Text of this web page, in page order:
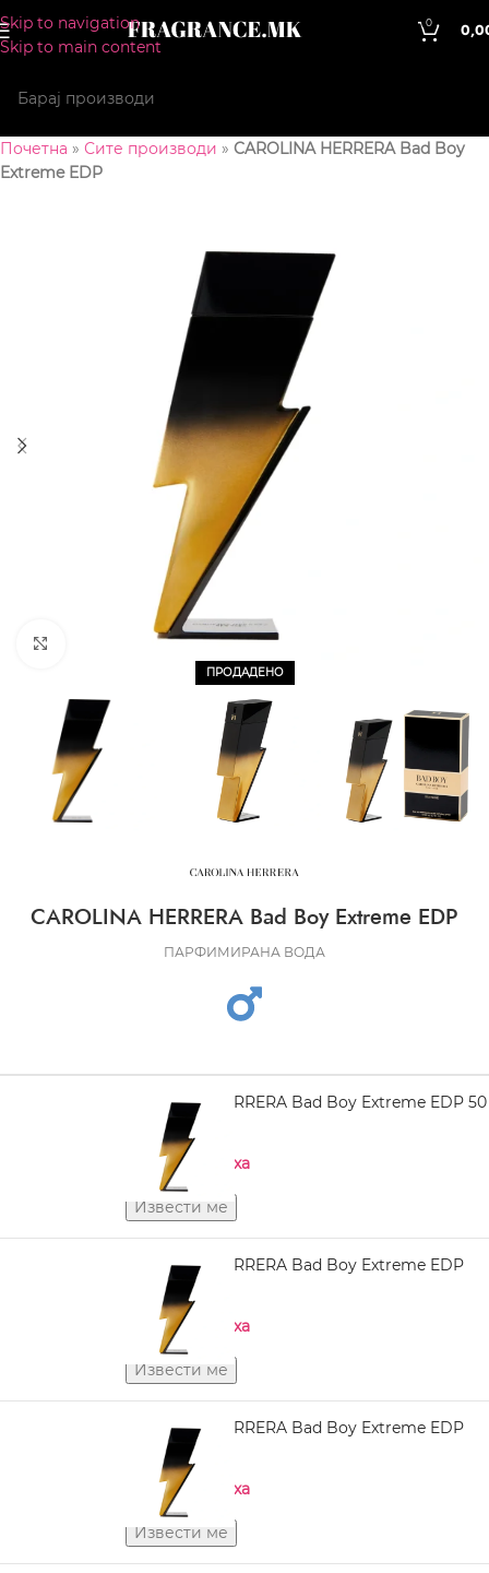
Skip to navigation
Skip to main content
0
Почетна » Сите производи » CAROLINA HERRERA Bad Boy
Extreme EDP
ПРОДАДЕНО
CLICK TO ENLARGE
CAROLINA HERRERA Bad Boy Extreme EDP
ПАРФИМИРАНА ВОДА
CAROLINA HERRERA Bad Boy Extreme EDP 50
Нема на залиха
CAROLINA HERRERA Bad Boy Extreme EDP
100 ml
Нема на залиха
CAROLINA HERRERA Bad Boy Extreme EDP
150 ml
Нема на залиха